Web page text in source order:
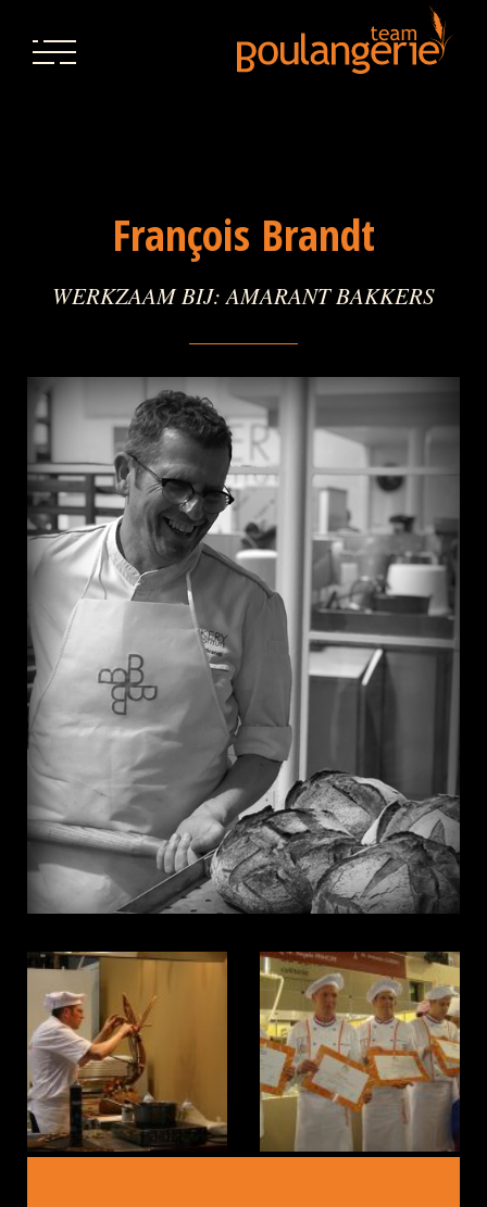
François Brandt
WERKZAAM BIJ: AMARANT BAKKERS